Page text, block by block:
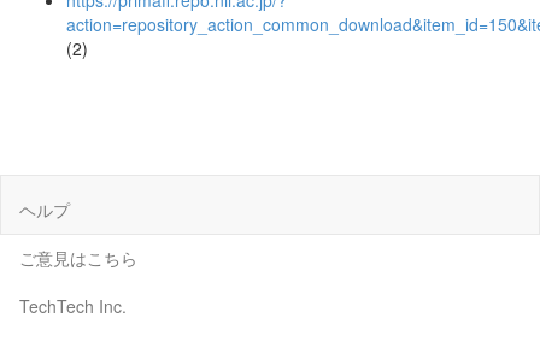
(2)
ヘルプ
ご意見はこちら
TechTech Inc.